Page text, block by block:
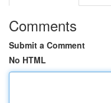
Comments
Submit a Comment
No HTML